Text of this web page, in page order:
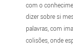
com o
dizer sobre si
palavras, com
colisões, onde